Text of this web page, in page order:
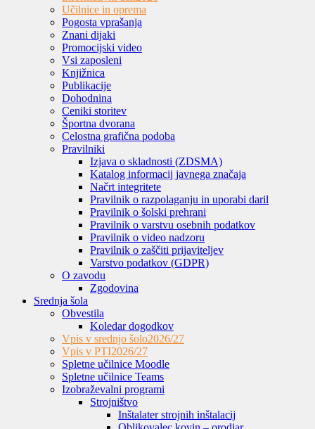
Učilnice in oprema
Pogosta vprašanja
Znani dijaki
Promocijski video
Vsi zaposleni
Knjižnica
Publikacije
Dohodnina
Ceniki storitev
Športna dvorana
Celostna grafična podoba
Pravilniki
Izjava o skladnosti (ZDSMA)
Katalog informacij javnega značaja
Načrt integritete
Pravilnik o razpolaganju in uporabi daril
Pravilnik o šolski prehrani
Pravilnik o varstvu osebnih podatkov
Pravilnik o video nadzoru
Pravilnik o zaščiti prijaviteljev
Varstvo podatkov (GDPR)
O zavodu
Zgodovina
Srednja šola
Obvestila
Koledar dogodkov
Vpis v srednjo šolo2026/27
Vpis v PTI2026/27
Spletne učilnice Moodle
Spletne učilnice Teams
Izobraževalni programi
Strojništvo
Inštalater strojnih inštalacij